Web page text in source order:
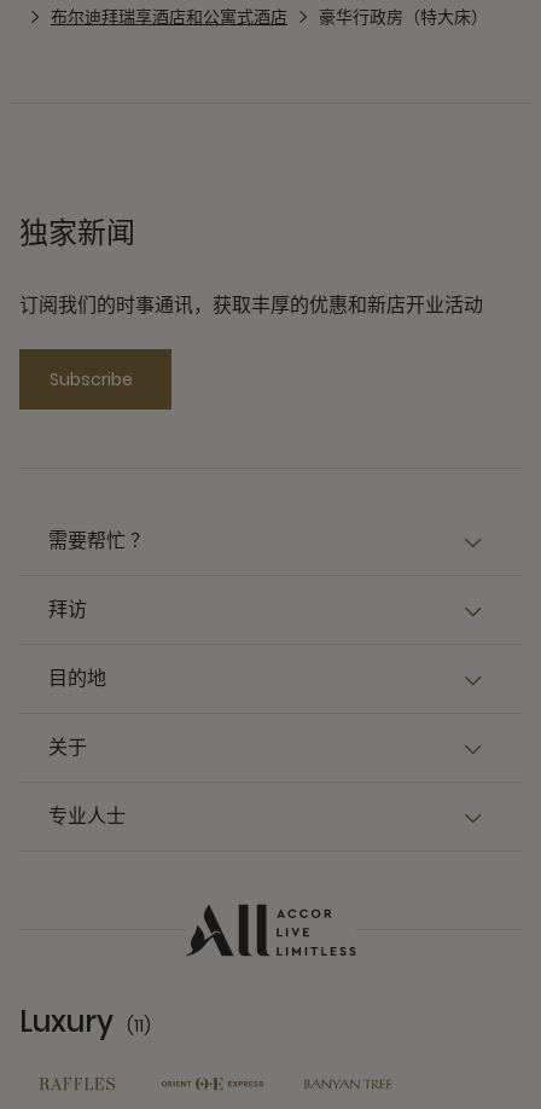
布尔迪拜瑞享酒店和公寓式酒店
豪华行政房（特大床）
独家新闻
订阅我们的时事通讯，获取丰厚的优惠和新店开业活动
Subscribe
需要帮忙 ？
拜访
目的地
关于
专业人士
Luxury (11)